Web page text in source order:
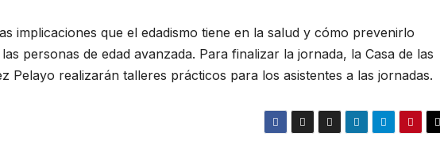
implicaciones que el edadismo tiene en la salud y cómo prevenirlo
personas de edad avanzada. Para finalizar la jornada, la Casa de las
Pelayo realizarán talleres prácticos para los asistentes a las jornadas.